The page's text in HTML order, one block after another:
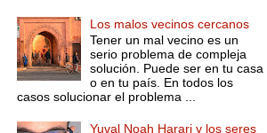
Los malos vecinos cercanos
Tener un mal vecino es un
serio problema de compleja
solución. Puede ser en tu casa
o en tu país. En todos los
casos solucionar el problema ...
Yuval Noah Harari y los seres